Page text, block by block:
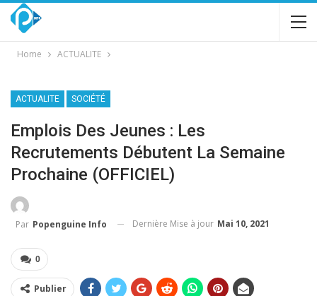
Home ACTUALITE
ACTUALITE SOCIÉTÉ
Emplois Des Jeunes : Les
Recrutements Débutent La Semaine
Prochaine (OFFICIEL)
Par Popenguine Info Dernière Mise à jour Mai 10, 2021
0
Publier